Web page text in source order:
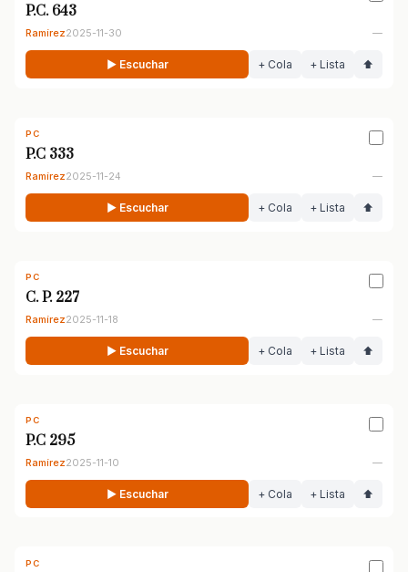
P.C. 643
Ramírez2025-11-30 —
▶ Escuchar + Cola + Lista ⬆
PC
P.C 333
Ramírez2025-11-24 —
▶ Escuchar + Cola + Lista ⬆
PC
C. P. 227
Ramírez2025-11-18 —
▶ Escuchar + Cola + Lista ⬆
PC
P.C 295
Ramírez2025-11-10 —
▶ Escuchar + Cola + Lista ⬆
PC